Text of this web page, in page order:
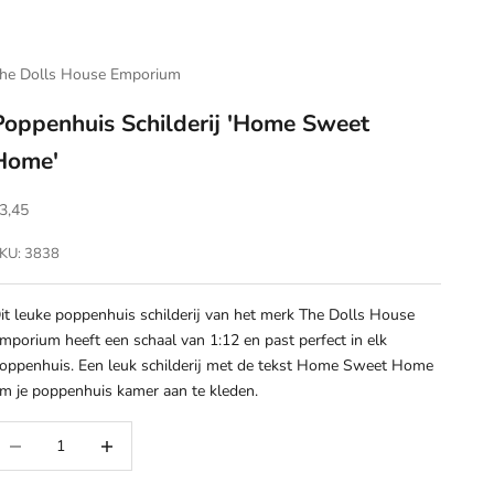
Dolls House Emporium
Schilderij 'Home Sweet
3838
leuke poppenhuis schilderij van het merk The Dolls House
heeft een schaal van 1:12 en past perfect in elk
Een leuk schilderij met de tekst Home Sweet Home
je poppenhuis kamer aan te kleden.